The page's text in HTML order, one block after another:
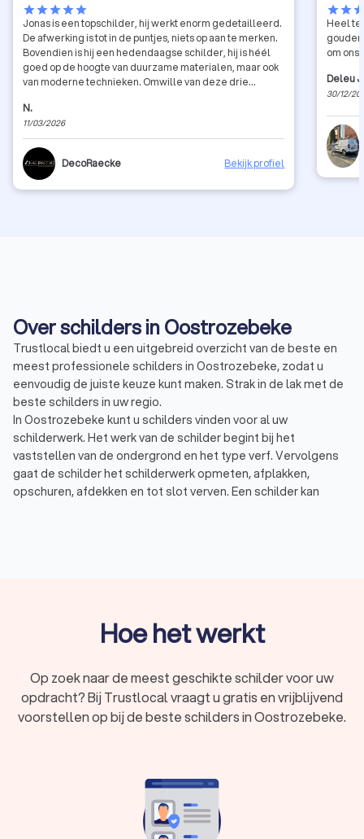
starstarstarstarstar
Jonas is een topschilder, hij werkt enorm gedetailleerd.
De afwerking is tot in de puntjes, niets op aan te merken.
Bovendien is hij een hedendaagse schilder, hij is héél
goed op de hoogte van duurzame materialen, maar ook
van moderne technieken. Omwille van deze drie
uitgebreide kennis aan technieken, kan ik alleen maar
Jonas Raecke aanbevelen.
N.
11/03/2026
DecoRaecke Bekijk profiel
starstar
Heel
om ons
Deleu
30/12/
Over schilders in Oostrozebeke
Trustlocal biedt u een uitgebreid overzicht van de beste en
meest professionele schilders in Oostrozebeke, zodat u
eenvoudig de juiste keuze kunt maken. Strak in de lak met de
beste schilders in uw regio.
In Oostrozebeke kunt u schilders vinden voor al uw
schilderwerk. Het werk van de schilder begint bij het
vaststellen van de ondergrond en het type verf. Vervolgens
gaat de schilder het schilderwerk opmeten, afplakken,
opschuren, afdekken en tot slot verven. Een schilder kan
onderhouden worden. Vaak zijn de kosten van een
In Oostrozebeke hebben wij 55 goede schilders gevonden. De
schilders in Oostrozebeke hebben een gemiddelde
Trustlocal-score van een undefined. Welke schilder u ook
prijsopgaven aan te vragen bij verschillende schilders. Zo kunt
u eenvoudig de schilders vergelijken en het schilderbedrijf
Hoe het werkt
Op zoek naar de meest geschikte schilder voor uw
opdracht? Bij Trustlocal vraagt u gratis en vrijblijvend
voorstellen op bij de beste schilders in Oostrozebeke.